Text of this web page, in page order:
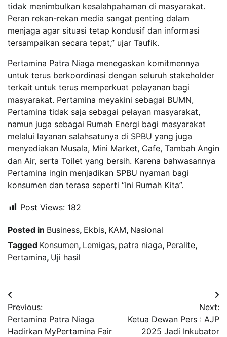
tidak menimbulkan kesalahpahaman di masyarakat.
Peran rekan-rekan media sangat penting dalam
menjaga agar situasi tetap kondusif dan informasi
tersampaikan secara tepat,” ujar Taufik.
Pertamina Patra Niaga menegaskan komitmennya
untuk terus berkoordinasi dengan seluruh stakeholder
terkait untuk terus memperkuat pelayanan bagi
masyarakat. Pertamina meyakini sebagai BUMN,
Pertamina tidak saja sebagai pelayan masyarakat,
namun juga sebagai Rumah Energi bagi masyarakat
melalui layanan salahsatunya di SPBU yang juga
menyediakan Musala, Mini Market, Cafe, Tambah Angin
dan Air, serta Toilet yang bersih. Karena bahwasannya
Pertamina ingin menjadikan SPBU nyaman bagi
konsumen dan terasa seperti “Ini Rumah Kita”.
Post Views: 182
Posted in Business, Ekbis, KAM, Nasional
Tagged Konsumen, Lemigas, patra niaga, Peralite,
Pertamina, Uji hasil
Navigasi
pos
Previous:
Pertamina Patra Niaga
Hadirkan MyPertamina Fair
Next:
Ketua Dewan Pers : AJP
2025 Jadi Inkubator